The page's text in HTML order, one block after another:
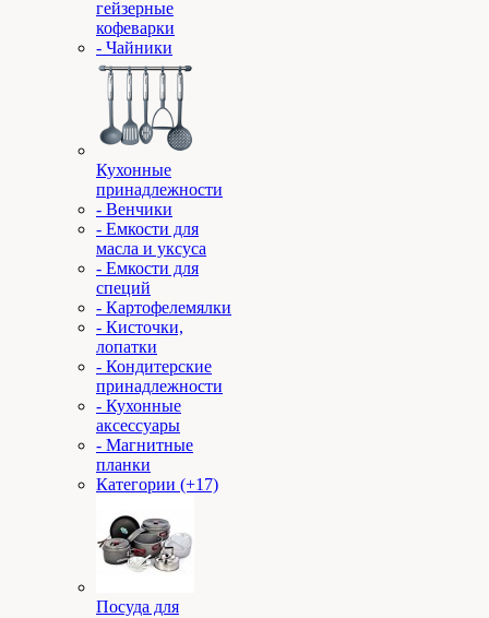
гейзерные
кофеварки
- Чайники
Кухонные
принадлежности
- Венчики
- Емкости для
масла и уксуса
- Емкости для
специй
- Картофелемялки
- Кисточки,
лопатки
- Кондитерские
принадлежности
- Кухонные
аксессуары
- Магнитные
планки
Категории (+17)
Посуда для